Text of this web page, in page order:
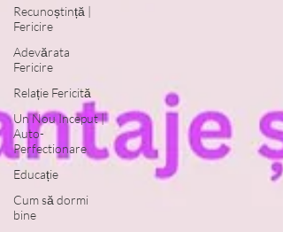
Recunoștință |
Fericire
Adevărata
Fericire
Relație Fericită
Un Nou Inceput |
Auto-
Perfectionare
Educație
Cum să dormi
bine